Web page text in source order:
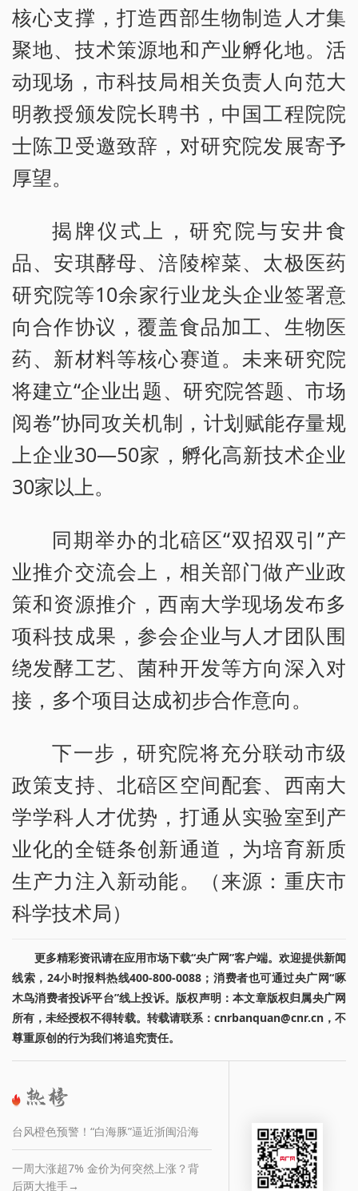
核心支撑，打造西部生物制造人才集
聚地、技术策源地和产业孵化地。活
动现场，市科技局相关负责人向范大
明教授颁发院长聘书，中国工程院院
士陈卫受邀致辞，对研究院发展寄予
厚望。
揭牌仪式上，研究院与安井食
品、安琪酵母、涪陵榨菜、太极医药
研究院等10余家行业龙头企业签署意
向合作协议，覆盖食品加工、生物医
药、新材料等核心赛道。未来研究院
将建立“企业出题、研究院答题、市场
阅卷”协同攻关机制，计划赋能存量规
上企业30—50家，孵化高新技术企业
30家以上。
同期举办的北碚区“双招双引”产
业推介交流会上，相关部门做产业政
策和资源推介，西南大学现场发布多
项科技成果，参会企业与人才团队围
绕发酵工艺、菌种开发等方向深入对
接，多个项目达成初步合作意向。
下一步，研究院将充分联动市级
政策支持、北碚区空间配套、西南大
学学科人才优势，打通从实验室到产
业化的全链条创新通道，为培育新质
生产力注入新动能。（来源：重庆市
科学技术局）
更多精彩资讯请在应用市场下载“央广网”客户端。欢迎提供新闻
线索，24小时报料热线400-800-0088；消费者也可通过央广网“啄
木鸟消费者投诉平台”线上投诉。版权声明：本文章版权归属央广网
所有，未经授权不得转载。转载请联系：cnrbanquan@cnr.cn，不
尊重原创的行为我们将追究责任。
台风橙色预警！“白海豚”逼近浙闽沿海
一周大涨超7% 金价为何突然上涨？背
后两大推手→